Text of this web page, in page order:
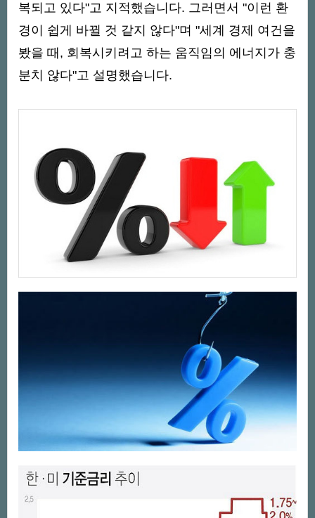
복되고 있다"고 지적했습니다. 그러면서 "이런 환
경이 쉽게 바뀔 것 같지 않다"며 "세계 경제 여건을
봤을 때, 회복시키려고 하는 움직임의 에너지가 충
분치 않다"고 설명했습니다.